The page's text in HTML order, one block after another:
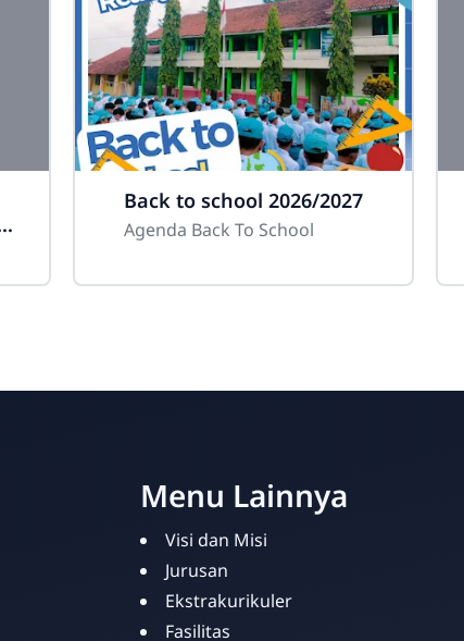
Back to school 2026/2027
Agenda Back To School
Menu Lainnya
Visi dan Misi
Jurusan
Ekstrakurikuler
Fasilitas